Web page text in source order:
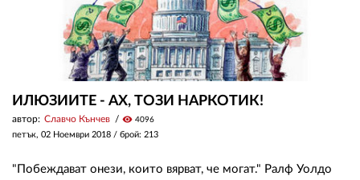
ИЛЮЗИИТЕ - АХ, ТОЗИ НАРКОТИК!
автор: Славчо Кънчев visibility 4096
петък, 02 Ноември 2018 / брой: 213
"Побеждават онези, които вярват, че могат." Ралф Уолдо